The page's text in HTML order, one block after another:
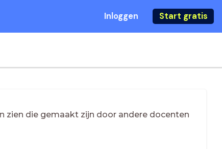
Inloggen Start gratis
zien die gemaakt zijn door andere docenten